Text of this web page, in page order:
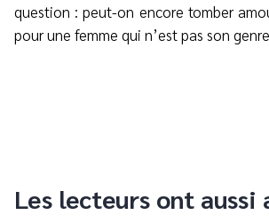
question : peut-on encore tomber
pour une femme qui n’est pas son
Les lecteurs ont aussi